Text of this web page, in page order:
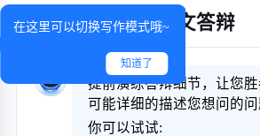
论文答辩
在这里可以切换写作模式哦~
知道了
提前演练答辩细节，让您
可能详细的描述您想问的问
你可以试试: